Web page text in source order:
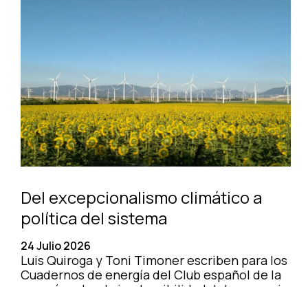
Del excepcionalismo climático a
política del sistema
24 Julio 2026
Luis Quiroga y Toni Timoner escriben para los
Cuadernos de energía del Club español de la